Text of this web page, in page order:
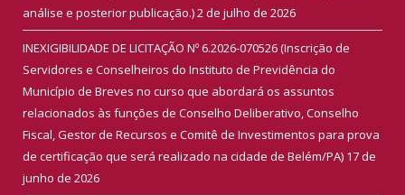
análise e posterior publicação.)2 de julho de 2026
INEXIGIBILIDADE DE LICITAÇÃO Nº 6.2026-070526 (Inscrição de
Servidores e Conselheiros do Instituto de Previdência do
Município de Breves no curso que abordará os assuntos
relacionados às funções de Conselho Deliberativo, Conselho
Fiscal, Gestor de Recursos e Comitê de Investimentos para prova
de certificação que será realizado na cidade de Belém/PA) 17 de
junho de 2026